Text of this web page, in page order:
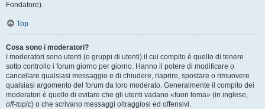
Fondatore).
Top
Cosa sono i moderatori?
I moderatori sono utenti (o gruppi di utenti) il cui compito è quello di tenere
sotto controllo i forum giorno per giorno. Hanno il potere di modificare o
cancellare qualsiasi messaggio e di chiudere, riaprire, spostare o rimuovere
qualsiasi argomento del forum da loro moderato. Generalmente il compito dei
moderatori è quello di evitare che gli utenti vadano «fuori tema» (in inglese,
off-topic) o che scrivano messaggi oltraggiosi ed offensivi.